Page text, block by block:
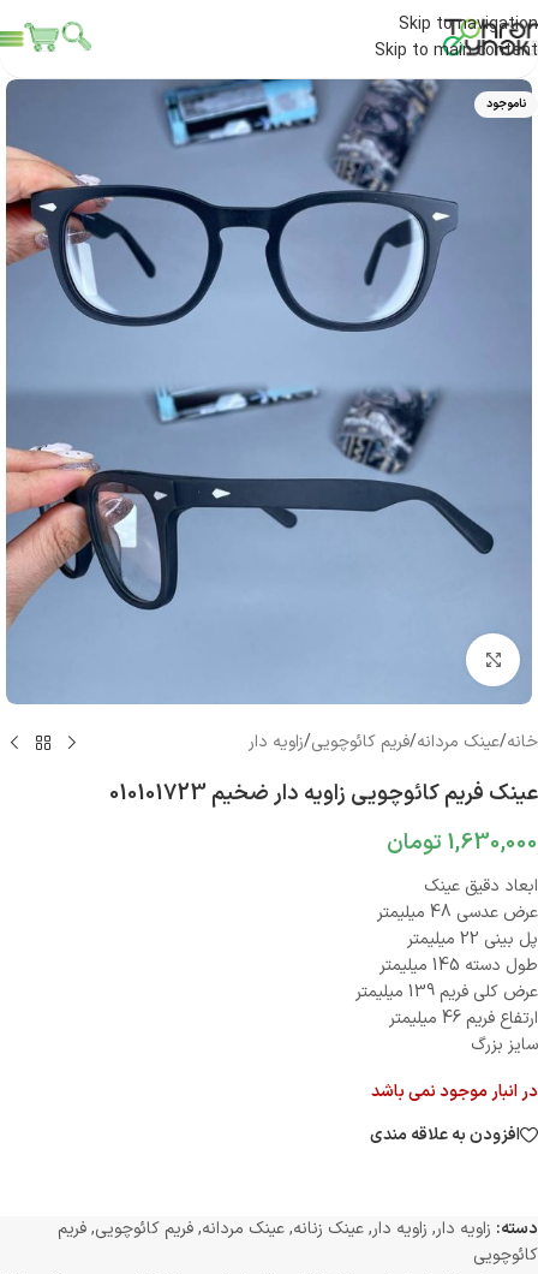
Skip to navigation
Skip to main content
ناموجود
بزرگنمایی تصویر
خانه/عینک مردانه/فریم کائوچویی/زاویه دار
عینک فریم کائوچویی زاویه دار ضخیم 010101723
1,630,000 تومان
ابعاد دقیق عینک
عرض عدسی 48 میلیمتر
پل بینی 22 میلیمتر
طول دسته 145 میلیمتر
عرض کلی فریم 139 میلیمتر
ارتفاع فریم 46 میلیمتر
سایز بزرگ
در انبار موجود نمی باشد
افزودن به علاقه مندی
دسته: زاویه دار, زاویه دار,عینک زنانه,عینک مردانه,فریم کائوچویی,فریم
کائوچویی